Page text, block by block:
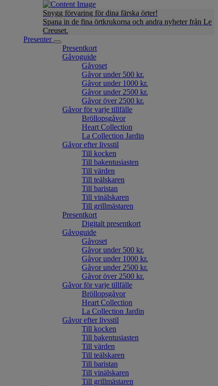
Snygg förvaring för dina färska örter!
Spana in de fina örtkrukorna och andra nyheter från Le
Creuset.
Presenter
Presentkort
Gåvoguide
Gåvoset
Gåvor under 500 kr.
Gåvor under 1000 kr.
Gåvor under 2500 kr.
Gåvor över 2500 kr.
Gåvor för varje tillfälle
Bröllopsgåvor
Heart Collection
La Collection Jardin
Gåvor efter livsstil
Till kocken
Till bakentusiasten
Till värden
Till teälskaren
Till baristan
Till vinälskaren
Till grillmästaren
Presentkort
Digitalt presentkort
Gåvoguide
Gåvoset
Gåvor under 500 kr.
Gåvor under 1000 kr.
Gåvor under 2500 kr.
Gåvor över 2500 kr.
Gåvor för varje tillfälle
Bröllopsgåvor
Heart Collection
La Collection Jardin
Gåvor efter livsstil
Till kocken
Till bakentusiasten
Till värden
Till teälskaren
Till baristan
Till vinälskaren
Till grillmästaren